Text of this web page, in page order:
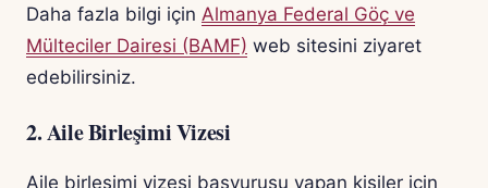
Daha fazla bilgi için Almanya Federal Göç ve
Mülteciler Dairesi (BAMF) web sitesini ziyaret
edebilirsiniz.
2. Aile Birleşimi Vizesi
Aile birleşimi vizesi başvurusu yapan kişiler için